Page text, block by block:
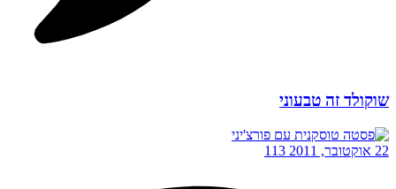
שוקולד זה טבעוני
22 אוקטובר, 2011 113